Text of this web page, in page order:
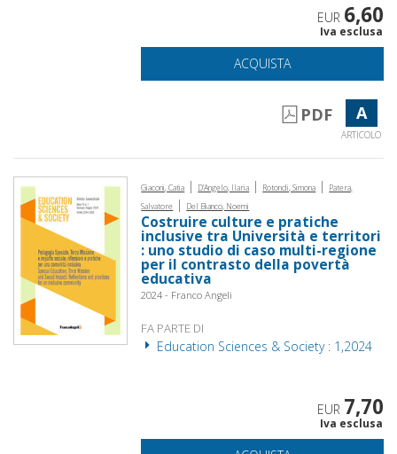
EUR 6,60
Iva esclusa
ACQUISTA
PDF A
ARTICOLO
Giaconi, Catia | D'Angelo, Ilaria | Rotondi, Simona |
Patera,
Salvatore | Del Bianco, Noemi
Costruire culture e pratiche
inclusive tra Università e territori
: uno studio di caso multi-regione
per il contrasto della povertà
educativa
2024 - Franco Angeli
FA PARTE DI
Education Sciences & Society : 1,2024
EUR 7,70
Iva esclusa